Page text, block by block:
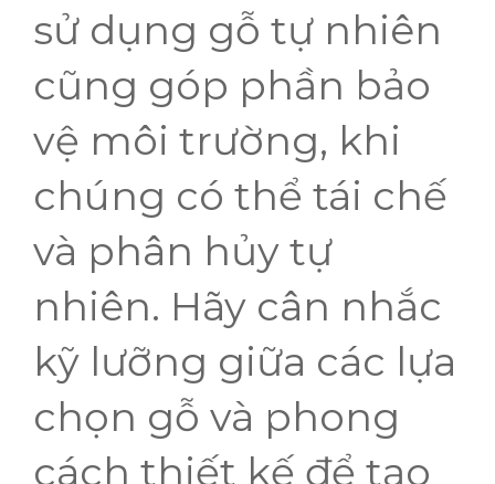
sử dụng gỗ tự nhiên
cũng góp phần bảo
vệ môi trường, khi
chúng có thể tái chế
và phân hủy tự
nhiên. Hãy cân nhắc
kỹ lưỡng giữa các lựa
chọn gỗ và phong
cách thiết kế để tạo